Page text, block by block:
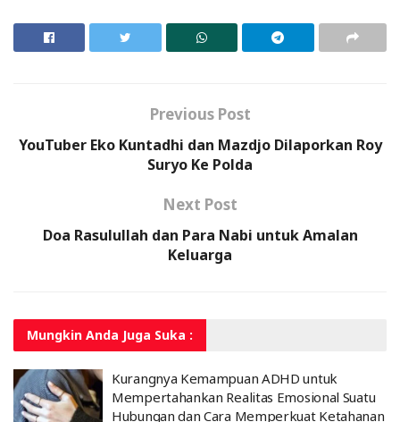
Previous Post
YouTuber Eko Kuntadhi dan Mazdjo Dilaporkan Roy
Suryo Ke Polda
Next Post
Doa Rasulullah dan Para Nabi untuk Amalan
Keluarga
Mungkin Anda Juga Suka :
Kurangnya Kemampuan ADHD untuk
Mempertahankan Realitas Emosional Suatu
Hubungan dan Cara Memperkuat Ketahanan